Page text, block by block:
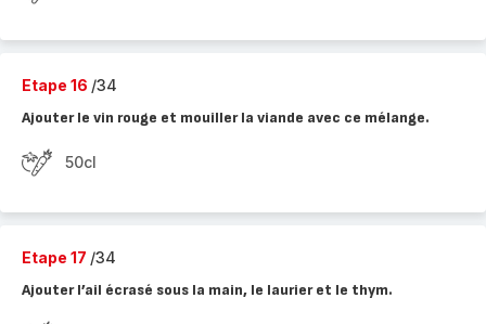
Etape 16 /34
Ajouter le vin rouge et mouiller la viande avec ce mélange.
50cl
Etape 17 /34
Ajouter l’ail écrasé sous la main, le laurier et le thym.